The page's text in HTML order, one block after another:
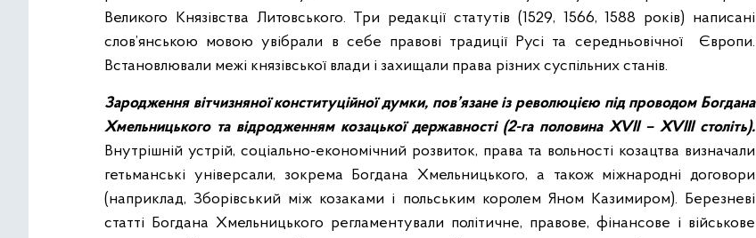
Великого Князівства Литовського. Три редакції статутів (1529, 1566, 1588 років) написані
слов’янською мовою увібрали в себе правові традиції Русі та середньовічної Європи.
Встановлювали межі князівської влади і захищали права різних суспільних станів.
Зародження вітчизняної конституційної думки, пов’язане із революцією під проводом Богдана
Хмельницького та відродженням козацької державності (2-га половина XVII – XVIIІ століть).
Внутрішній устрій, соціально-економічний розвиток, права та вольності козацтва визначали
гетьманські універсали, зокрема Богдана Хмельницького, а також міжнародні договори
(наприклад, Зборівський між козаками і польським королем Яном Казимиром). Березневі
статті Богдана Хмельницького регламентували політичне, правове, фінансове і військове